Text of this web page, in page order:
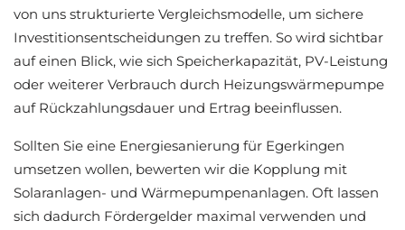
von uns strukturierte Vergleichsmodelle, um sichere
Investitionsentscheidungen zu treffen. So wird sichtbar
auf einen Blick, wie sich Speicherkapazität, PV-Leistung
oder weiterer Verbrauch durch Heizungswärmepumpe
auf Rückzahlungsdauer und Ertrag beeinflussen.
Sollten Sie eine Energiesanierung für Egerkingen
umsetzen wollen, bewerten wir die Kopplung mit
Solaranlagen- und Wärmepumpenanlagen. Oft lassen
sich dadurch Fördergelder maximal verwenden und